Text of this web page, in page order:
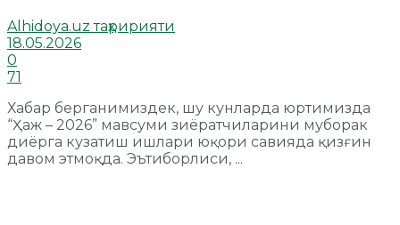
Alhidoya.uz таҳририяти
18.05.2026
0
71
Хабар берганимиздек, шу кунларда юртимизда
“Ҳаж – 2026” мавсуми зиёратчиларини муборак
диёрга кузатиш ишлари юқори савияда қизғин
давом этмоқда. Эътиборлиси, ...